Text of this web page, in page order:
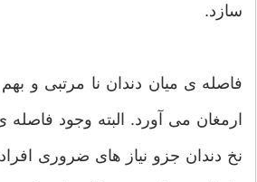
سازد.
فاصله ی میان دندان نا مرتبی و
ارمغان می آورد. البته وجود
نخ دندان جزو نیاز های ضروری